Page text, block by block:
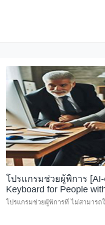
โปรแกรมช่วยผู้พิการ [AI-
Keyboard for People
โปรแกรมช่วยผู้พิการที่ ไม่สามาร